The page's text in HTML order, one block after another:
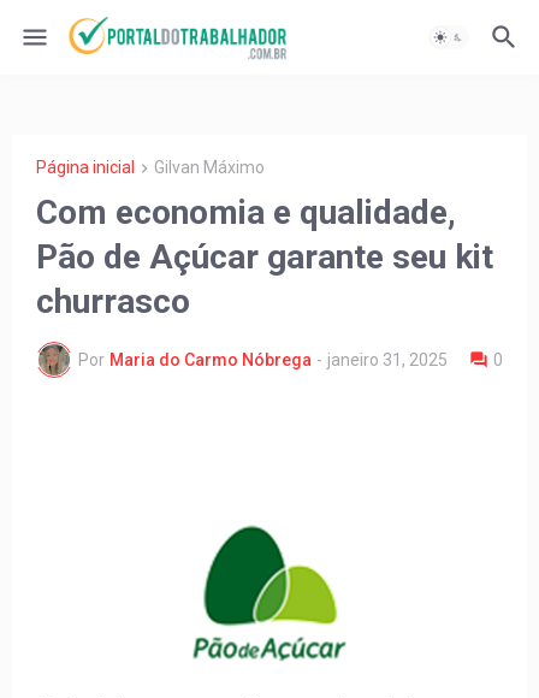
Página inicial Gilvan Máximo
Com economia e qualidade,
Pão de Açúcar garante seu kit
churrasco
Por Maria do Carmo Nóbrega - janeiro 31, 2025 0